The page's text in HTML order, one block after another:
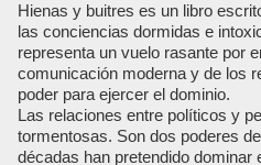
Hienas y buitres es un libro
las conciencias dormidas e
representa un vuelo rasante por
comunicación moderna y de los
poder para ejercer el dominio.
Las relaciones entre políticos y
tormentosas. Son dos poderes
décadas han pretendido dominar